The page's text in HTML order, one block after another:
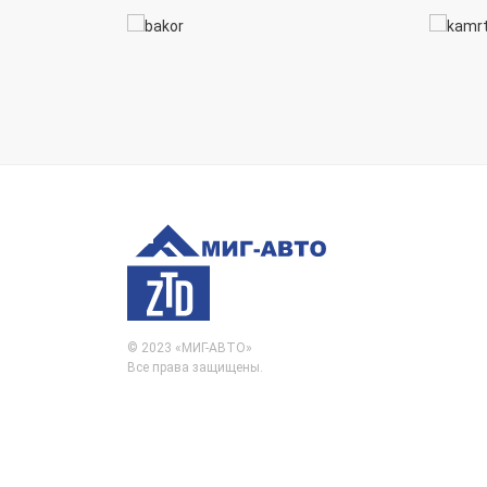
© 2023 «МИГ-АВТО»
Все права защищены.